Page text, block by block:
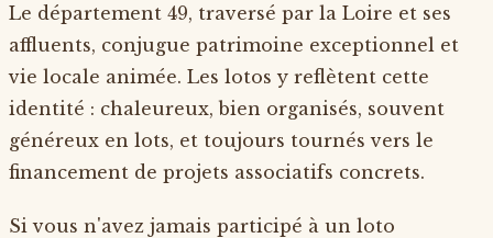
Le département 49, traversé par la Loire et ses
affluents, conjugue patrimoine exceptionnel et
vie locale animée. Les lotos y reflètent cette
identité : chaleureux, bien organisés, souvent
généreux en lots, et toujours tournés vers le
financement de projets associatifs concrets.
Si vous n'avez jamais participé à un loto